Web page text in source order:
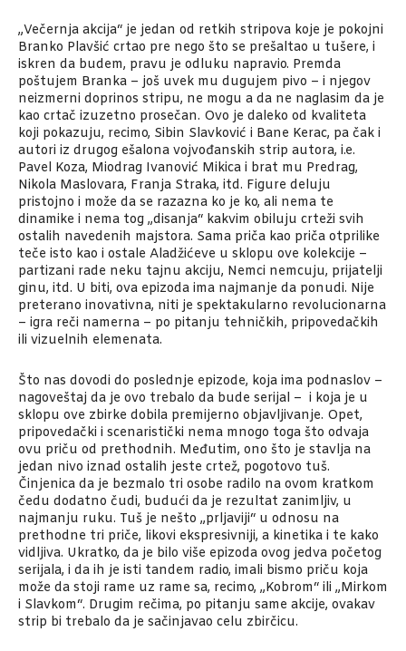
„Večernja akcija“ je jedan od retkih stripova koje je pokojni
Branko Plavšić crtao pre nego što se prešaltao u tušere, i
iskren da budem, pravu je odluku napravio. Premda
poštujem Branka – još uvek mu dugujem pivo – i njegov
neizmerni doprinos stripu, ne mogu a da ne naglasim da je
kao crtač izuzetno prosečan. Ovo je daleko od kvaliteta
koji pokazuju, recimo, Sibin Slavković i Bane Kerac, pa čak i
autori iz drugog ešalona vojvođanskih strip autora, i.e.
Pavel Koza, Miodrag Ivanović Mikica i brat mu Predrag,
Nikola Maslovara, Franja Straka, itd. Figure deluju
pristojno i može da se razazna ko je ko, ali nema te
dinamike i nema tog „disanja“ kakvim obiluju crteži svih
ostalih navedenih majstora. Sama priča kao priča otprilike
teče isto kao i ostale Aladžićeve u sklopu ove kolekcije –
partizani rade neku tajnu akciju, Nemci nemcuju, prijatelji
ginu, itd. U biti, ova epizoda ima najmanje da ponudi. Nije
preterano inovativna, niti je spektakularno revolucionarna
– igra reči namerna – po pitanju tehničkih, pripovedačkih
ili vizuelnih elemenata.
Što nas dovodi do poslednje epizode, koja ima podnaslov –
nagoveštaj da je ovo trebalo da bude serijal – i koja je u
sklopu ove zbirke dobila premijerno objavljivanje. Opet,
pripovedački i scenaristički nema mnogo toga što odvaja
ovu priču od prethodnih. Međutim, ono što je stavlja na
jedan nivo iznad ostalih jeste crtež, pogotovo tuš.
Činjenica da je bezmalo tri osobe radilo na ovom kratkom
čedu dodatno čudi, budući da je rezultat zanimljiv, u
najmanju ruku. Tuš je nešto „prljaviji“ u odnosu na
prethodne tri priče, likovi ekspresivniji, a kinetika i te kako
vidljiva. Ukratko, da je bilo više epizoda ovog jedva početog
serijala, i da ih je isti tandem radio, imali bismo priču koja
može da stoji rame uz rame sa, recimo, „Kobrom“ ili „Mirkom
i Slavkom“. Drugim rečima, po pitanju same akcije, ovakav
strip bi trebalo da je sačinjavao celu zbirčicu.